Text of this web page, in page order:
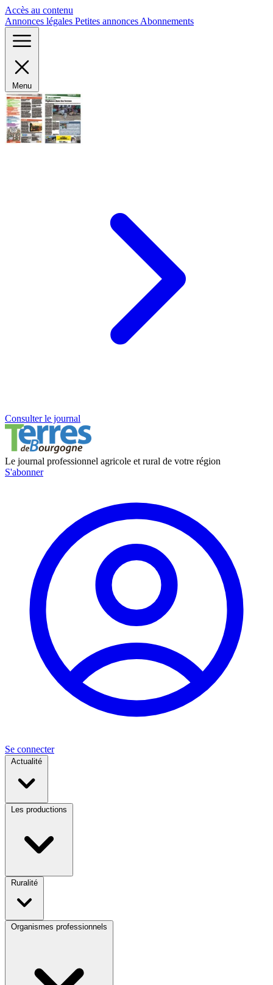
Accès au contenu
Annonces légales Petites annonces Abonnements
Menu
Consulter le journal
Le journal professionnel agricole et rural de votre région
S'abonner
Se connecter
Actualité
Les productions
Ruralité
Organismes professionnels
Panneau de gestion des cookies